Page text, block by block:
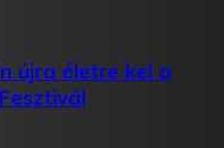
újra életre kel a